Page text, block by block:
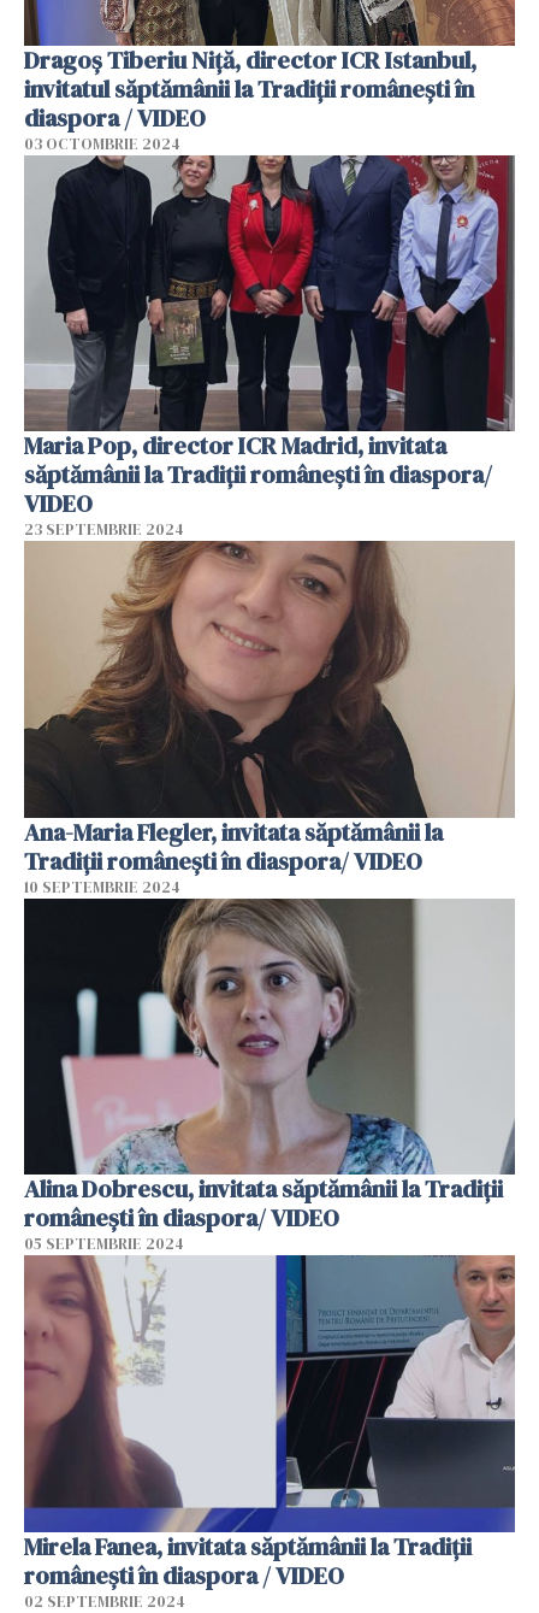
Dragoș Tiberiu Niță, director ICR Istanbul,
invitatul săptămânii la Tradiții românești în
diaspora / VIDEO
03 OCTOMBRIE 2024
Maria Pop, director ICR Madrid, invitata
săptămânii la Tradiții românești în diaspora/
VIDEO
23 SEPTEMBRIE 2024
Ana-Maria Flegler, invitata săptămânii la
Tradiții românești în diaspora/ VIDEO
10 SEPTEMBRIE 2024
Alina Dobrescu, invitata săptămânii la Tradiții
românești în diaspora/ VIDEO
05 SEPTEMBRIE 2024
Mirela Fanea, invitata săptămânii la Tradiții
românești în diaspora / VIDEO
02 SEPTEMBRIE 2024